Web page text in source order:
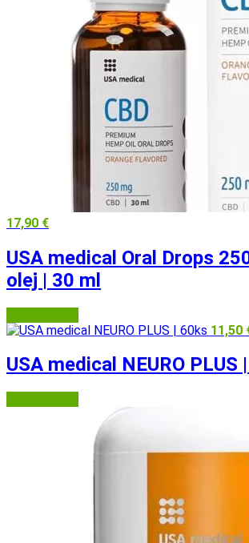
17,90 €
USA medical Oral Drops
olej | 30 ml
11,50
USA medical NEURO PLUS